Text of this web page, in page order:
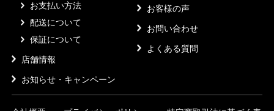
お支払い方法
配送について
保証について
店舗情報
お知らせ・キャンペーン
お客様の声
お問い合わせ
よくある質問